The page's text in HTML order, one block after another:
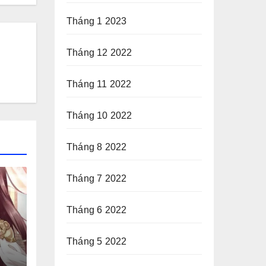
Tháng 1 2023
Tháng 12 2022
Tháng 11 2022
Tháng 10 2022
Tháng 8 2022
Tháng 7 2022
Tháng 6 2022
Tháng 5 2022